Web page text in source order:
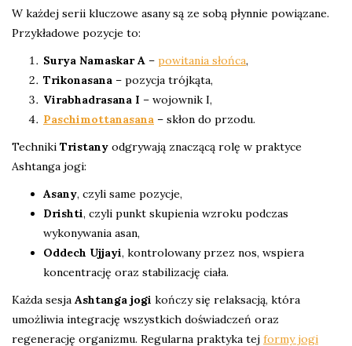
W każdej serii kluczowe asany są ze sobą płynnie powiązane.
Przykładowe pozycje to:
Surya Namaskar A – powitania słońca,
Trikonasana – pozycja trójkąta,
Virabhadrasana I – wojownik I,
Paschimottanasana – skłon do przodu.
Techniki Tristany odgrywają znaczącą rolę w praktyce
Ashtanga jogi:
Asany, czyli same pozycje,
Drishti, czyli punkt skupienia wzroku podczas
wykonywania asan,
Oddech Ujjayi, kontrolowany przez nos, wspiera
koncentrację oraz stabilizację ciała.
Każda sesja Ashtanga jogi kończy się relaksacją, która
umożliwia integrację wszystkich doświadczeń oraz
regenerację organizmu. Regularna praktyka tej formy jogi